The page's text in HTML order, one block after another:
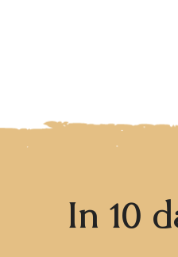
In 10